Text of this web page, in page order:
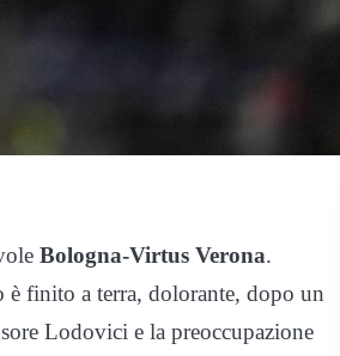
Bologna-Virtus Verona.
finito a terra, dolorante, dopo un
Lodovici e la preoccupazione